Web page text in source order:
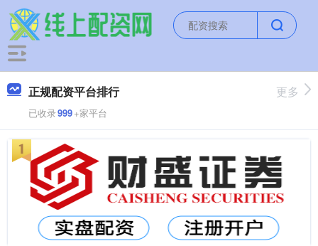
正规配资平台排行
已收录999+家平台
更多